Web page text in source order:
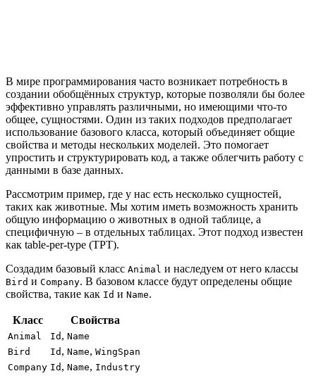
В мире программирования часто возникает потребность в
создании обобщённых структур, которые позволяли бы более
эффективно управлять различными, но имеющими что-то
общее, сущностями. Один из таких подходов предполагает
использование базового класса, который объединяет общие
свойства и методы нескольких моделей. Это помогает
упростить и структурировать код, а также облегчить работу с
данными в базе данных.
Рассмотрим пример, где у нас есть несколько сущностей,
таких как животные. Мы хотим иметь возможность хранить
общую информацию о животных в одной таблице, а
специфичную – в отдельных таблицах. Этот подход известен
как table-per-type (TPT).
Создадим базовый класс Animal и наследуем от него классы
Bird и Company. В базовом классе будут определены общие
свойства, такие как Id и Name.
Класс Свойства
Animal Id , Name
Bird
Id , Name, WingSpan
Company Id , Name, Industry